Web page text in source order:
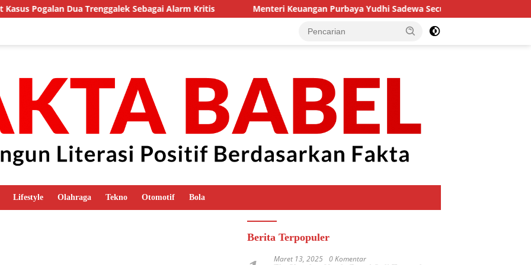
Dua Trenggalek Sebagai Alarm Kritis Menteri Keuangan Purbaya Yudhi Sadewa Secure Pagu Kas Dan Persilakan KPK
Lifestyle Olahraga Tekno Otomotif Bola
Berita Terpopuler
Maret 13, 2025 0 Komentar